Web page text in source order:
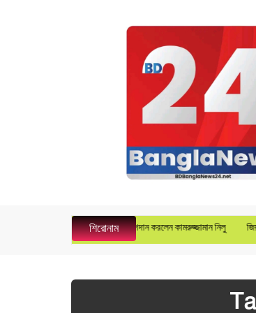
শিরোনাম
গ্রুপে জেনারেল ম্যানেজার হিসেবে যোগদান করলেন কামরুজ্জামান নিলু জিয়া